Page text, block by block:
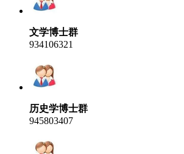
文学博士群
934106321
历史学博士群
945803407